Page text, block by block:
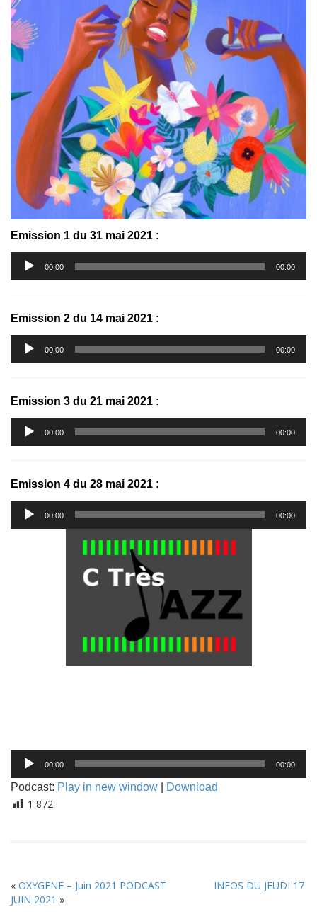
Emission 1 du 31 mai 2021 :
Lecteur
audio
00:00 00:00
Emission 2 du 14 mai 2021 :
Lecteur
audio
00:00 00:00
Emission 3 du 21 mai 2021 :
Lecteur
audio
00:00 00:00
Emission 4 du 28 mai 2021 :
Lecteur
audio
00:00 00:00
Lecteur
audio
00:00 00:00
Podcast: Play in new window Download
1 872
« OXYGENE – Juin 2021 PODCAST
INFOS DU JEUDI 17
JUIN 2021 »